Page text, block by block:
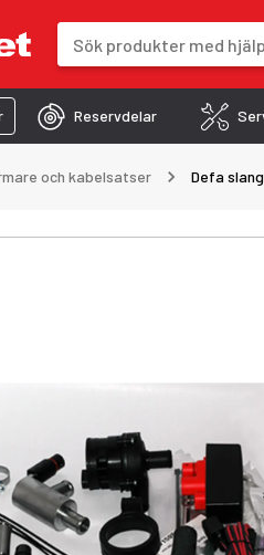
Reservdelar
och kabelsatser Defa